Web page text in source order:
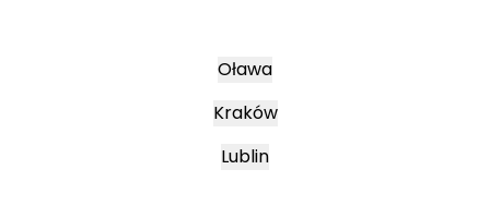
Oława
Kraków
Lublin